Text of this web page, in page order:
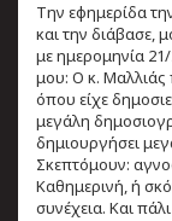
Την εφημερίδα
και την διάβασε,
με ημερομηνία
μου: Ο κ. Μαλλιάς
όπου είχε
μεγάλη
δημιουργήσει
Σκεπτόμουν:
Καθημερινή, ή
συνέχεια. Και